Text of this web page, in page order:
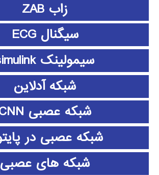
زاب ZAB
سیگنال ECG
سیمولینک simulink
شبکه آدلاین
شبکه عصبی CNN
شبکه عصبی در
شبکه های عصبی